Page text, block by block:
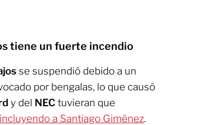
tiene un fuerte incendio
se suspendió debido a un
por bengalas, lo que causó
y del NEC tuvieran que
incluyendo a Santiago Giménez.